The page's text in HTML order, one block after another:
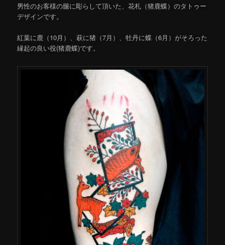
男性のお客様の腿に彫らして頂いた、花札（猪鹿蝶）のタトゥー
デザインです。
紅葉に鹿（10月）、萩に猪（7月）、牡丹に蝶（6月）がそろった
縁起の良い役(猪鹿蝶)です。